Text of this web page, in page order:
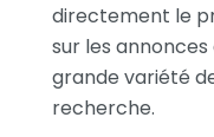
directement le
sur les
grande variété
recherche.